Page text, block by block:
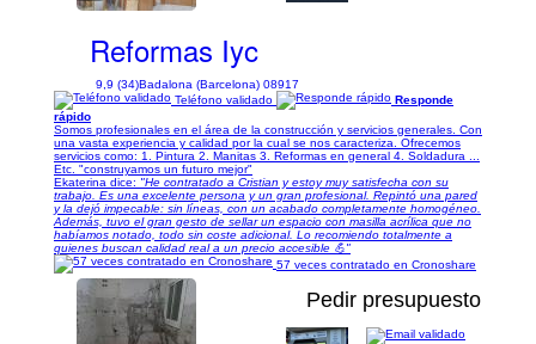
Reformas Iyc
9,9 (34)Badalona (Barcelona) 08917
Teléfono validado
Responde
rápido
Somos profesionales en el área de la construcción y servicios generales. Con
una vasta experiencia y calidad por la cual se nos caracteriza. Ofrecemos
servicios como: 1. Pintura 2. Manitas 3. Reformas en general 4. Soldadura ...
Etc. "construyamos un futuro mejor"
Ekaterina dice: "He contratado a Cristian y estoy muy satisfecha con su
trabajo. Es una excelente persona y un gran profesional. Repintó una pared
y la dejó impecable: sin líneas, con un acabado completamente homogéneo.
Además, tuvo el gran gesto de sellar un espacio con masilla acrílica que no
habíamos notado, todo sin coste adicional. Lo recomiendo totalmente a
quienes buscan calidad real a un precio accesible 💪"
57 veces contratado en Cronoshare
Pedir presupuesto